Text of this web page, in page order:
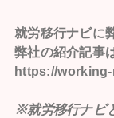
就労移行ナビに
弊社の紹介記事
https://
※就労移行ナビ